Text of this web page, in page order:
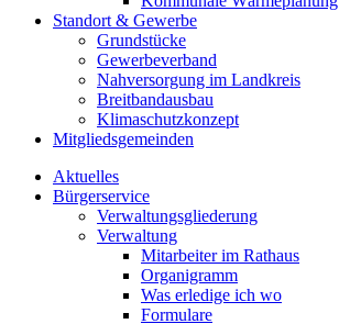
Standort & Gewerbe
Grundstücke
Gewerbeverband
Nahversorgung im Landkreis
Breitbandausbau
Klimaschutzkonzept
Mitgliedsgemeinden
Aktuelles
Bürgerservice
Verwaltungsgliederung
Verwaltung
Mitarbeiter im Rathaus
Organigramm
Was erledige ich wo
Formulare